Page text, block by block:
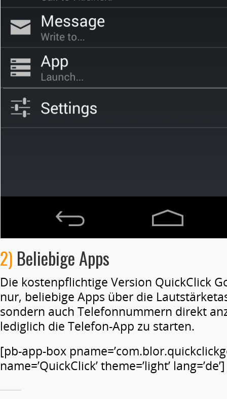
2) Beliebige Apps
Die kostenpflichtige Version QuickClick
nur, beliebige Apps über die
sondern auch Telefonnummern direkt
lediglich die Telefon-App zu starten.
[pb-app-box
name=’QuickClick’ theme=’light’ lang=’de’]